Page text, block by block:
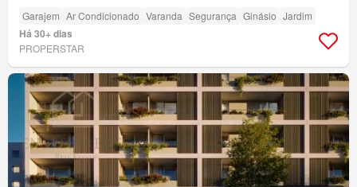
Garajem Ar Condicionado Varanda Segurança Ginásio Jardim
Há 30+ dias
PROPERSTAR